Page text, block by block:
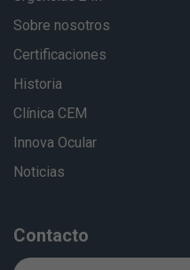
Sobre nosotros
Certificaciones
Historia
Clínica CEM
Innova Ocular
Noticias
Contacto